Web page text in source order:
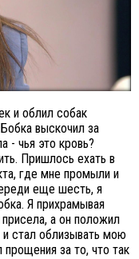
и облил собак
выскочил за
- чья это кровь?
Пришлось ехать в
где мне промыли и
еще шесть, я
Я прихрамывая
а он положил
стал облизывать мою
прощения за то, что так